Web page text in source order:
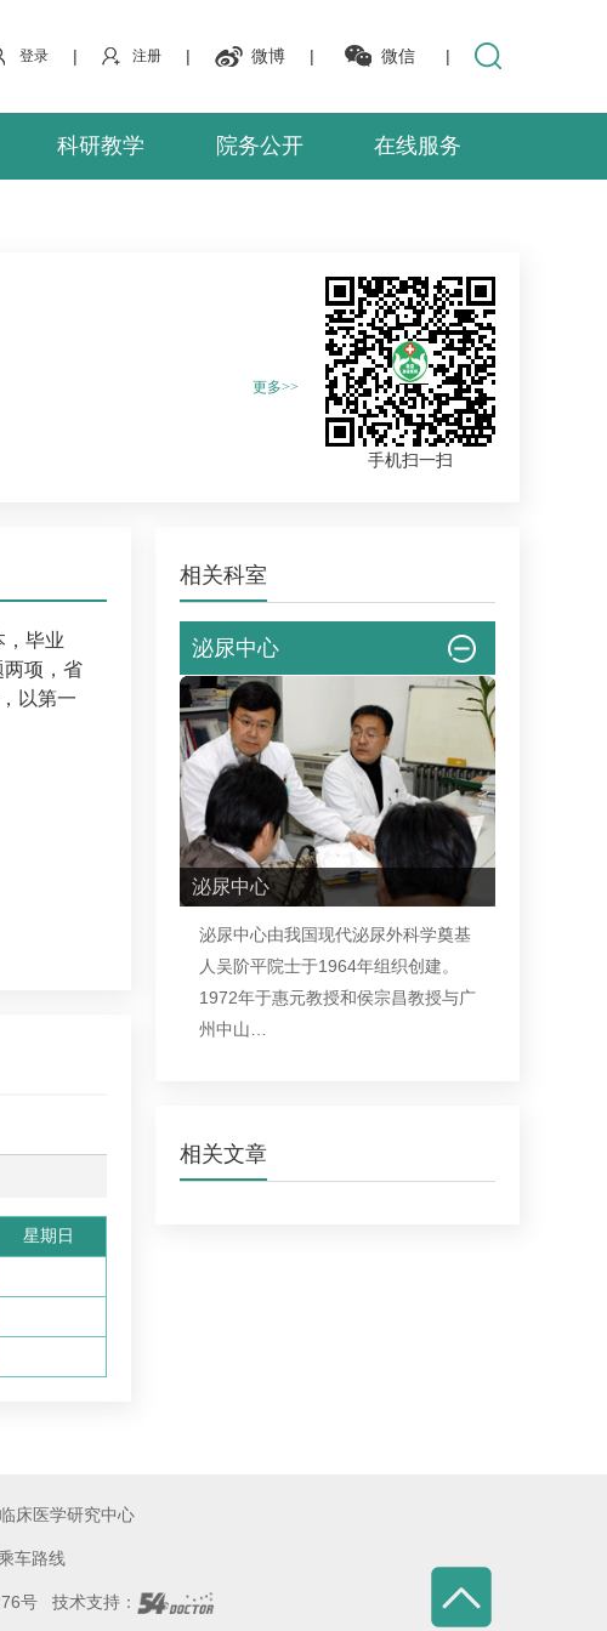
登录 | 注册 | 微博 | 微信 |
科研教学 院务公开 在线服务
更多>>
手机扫一扫
，毕业
两项，省
以第一
星期日
相关科室
泌尿中心
泌尿中心
泌尿中心由我国现代泌尿外科学奠基
人吴阶平院士于1964年组织创建。
1972年于惠元教授和侯宗昌教授与广
州中山…
相关文章
床医学研究中心
车路线
号 技术支持：